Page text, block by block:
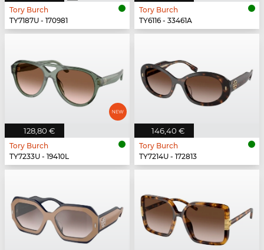
Tory Burch
TY7187U - 170981
Tory Burch
TY6116 - 33461A
128,80 €
Tory Burch
TY7233U - 19410L
146,40 €
Tory Burch
TY7214U - 172813